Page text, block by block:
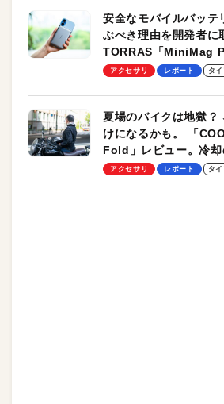
安全なモバイルバッテ
ぶべき理由を開発者に
TORRAS「MiniMag
ーも
アクセサリ レポート タ
夏場のバイクは地獄？
けになるかも。 「
Fold」レビュー。冷
却プレート、シンプル
アクセサリ レポート タ